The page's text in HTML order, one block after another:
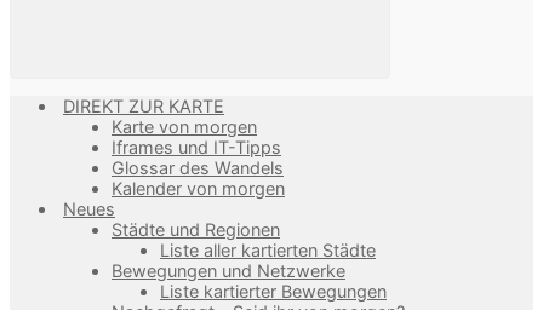
DIREKT ZUR KARTE
Karte von morgen
Iframes und IT-Tipps
Glossar des Wandels
Kalender von morgen
Neues
Städte und Regionen
Liste aller kartierten Städte
Bewegungen und Netzwerke
Liste kartierter Bewegungen